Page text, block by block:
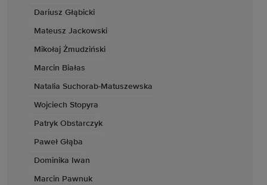
Dariusz Głąbicki
Mateusz Jackowski
Mikołaj Żmudziński
Marcin Białas
Natalia Suchorab-Matuszewska
Wojciech Stopyra
Patryk Obstarczyk
Paweł Głąba
Dominika Iwan
Marcin Pawnuk